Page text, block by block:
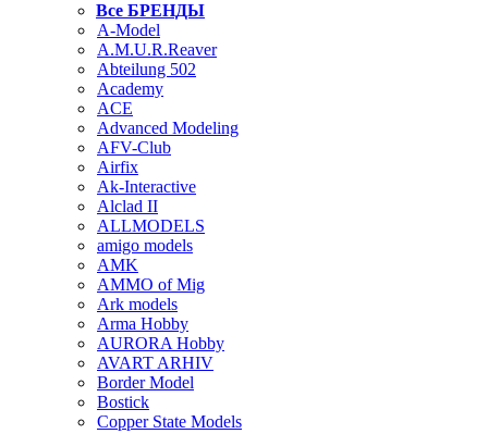
Все БРЕНДЫ
A-Model
A.M.U.R.Reaver
Abteilung 502
Academy
ACE
Advanced Modeling
AFV-Club
Airfix
Ak-Interactive
Alclad II
ALLMODELS
amigo models
AMK
AMMO of Mig
Ark models
Arma Hobby
AURORA Hobby
AVART ARHIV
Border Model
Bostick
Copper State Models